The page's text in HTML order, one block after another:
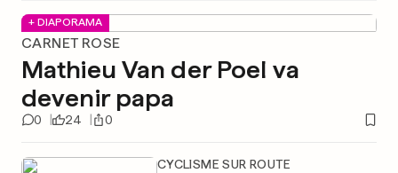
+ DIAPORAMA
CARNET ROSE
Mathieu Van der Poel va
devenir papa
0 24 0
CYCLISME SUR ROUTE